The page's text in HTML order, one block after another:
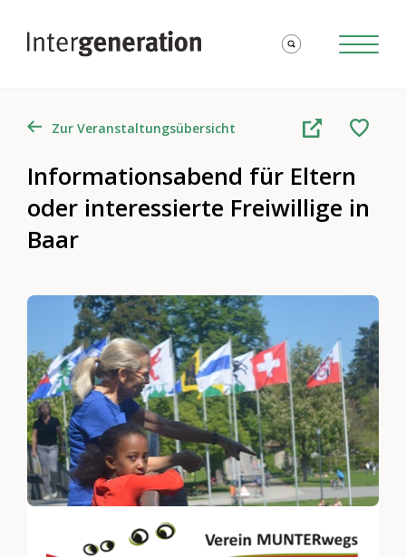
Zur Veranstaltungsübersicht
Informationsabend für Eltern
oder interessierte Freiwillige in
Baar